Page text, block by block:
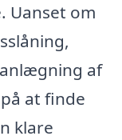
Uanset om
af
at finde
klare